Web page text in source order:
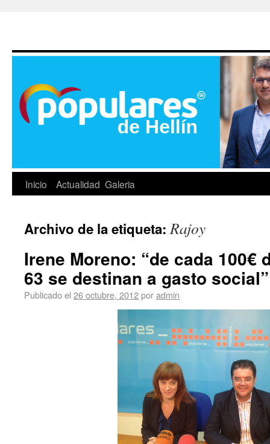
Inicio Actualidad Galeria
Archivo de la etiqueta:Rajoy
Irene Moreno: “de cada 100€
63 se destinan a gasto social”
Publicado el 26 octubre, 2012poradmin